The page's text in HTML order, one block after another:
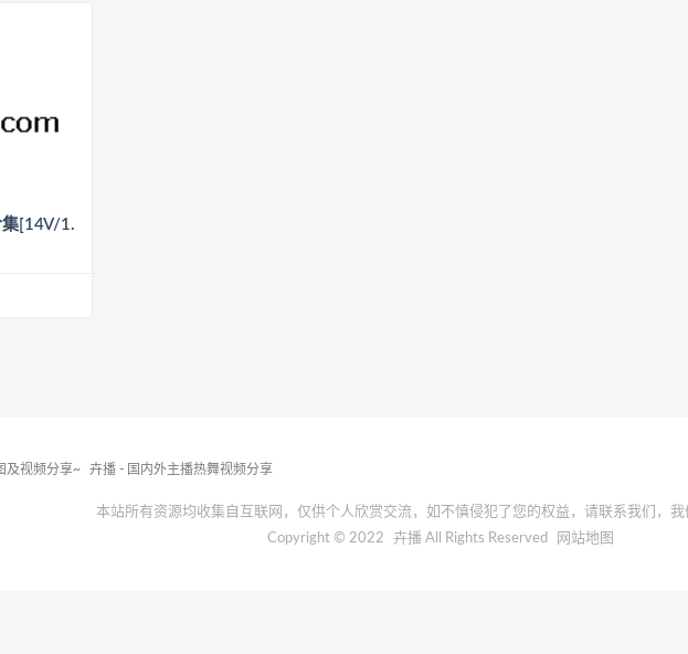
集[14V/1.
及视频分享~ 卉播 - 国内外主播热舞视频分享
本站所有资源均收集自互联网，仅供个人欣赏交流，如不慎侵犯了您的权益，请联系我们，我
Copyright © 2022
卉播 All Rights Reserved 网站地图